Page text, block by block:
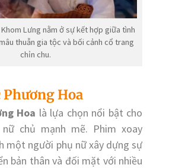
Lưng nằm ở sự kết hợp giữa tình
thuẫn gia tộc và bối cảnh cổ trang
chỉn chu.
Phương Hoa
Hoa là lựa chọn nổi bật cho
chủ mạnh mẽ. Phim xoay
một người phụ nữ xây dựng sự
bản thân và đối mặt với nhiều